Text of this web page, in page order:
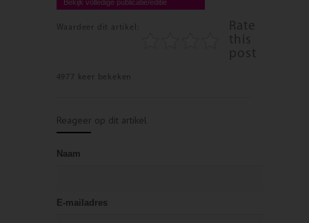
Bekijk volledige publicatie/editie
Waardeer dit artikel:
Rate
this
post
4977 keer bekeken
Reageer op dit artikel
Naam
E-mailadres